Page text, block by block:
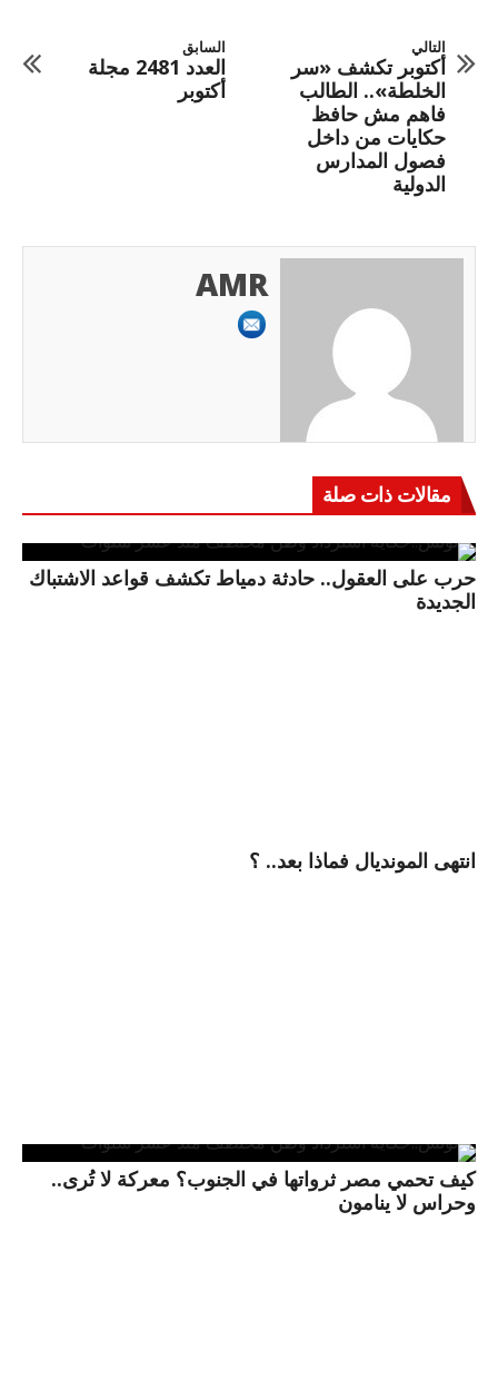
السابق
العدد 2481 مجلة
أكتوبر
التالي
أكتوبر تكشف «سر
الخلطة».. الطالب
فاهم مش حافظ
حكايات من داخل
فصول المدارس
الدولية
AMR
مقالات ذات صلة
حرب على العقول.. حادثة دمياط تكشف قواعد الاشتباك
الجديدة
انتهى المونديال فماذا بعد.. ؟
كيف تحمي مصر ثرواتها في الجنوب؟ معركة لا تُرى..
وحراس لا ينامون